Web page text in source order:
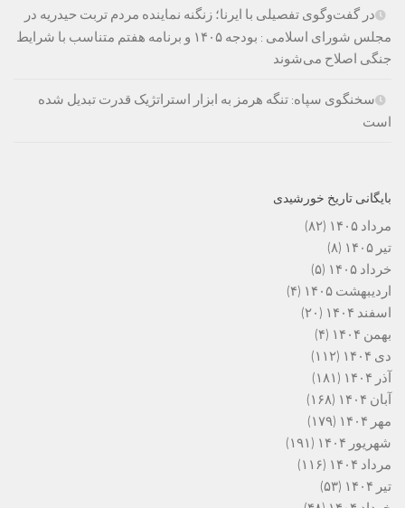
در گفت‌وگوی تفصیلی با ایرنا؛ زنگنه نماینده مردم تربت حیدریه در
مجلس شورای اسلامی : بودجه ۱۴۰۵ و برنامه هفتم متناسب با شرایط
جنگی اصلاح می‌شوند
سخنگوی سپاه: تنگه هرمز به ابزار استراتژیک قدرت تبدیل شده
است
بایگانی تاریخ خورشیدی
مرداد ۱۴۰۵
(۸۲)
تیر ۱۴۰۵
(۸)
خرداد ۱۴۰۵
(۵)
اردیبهشت ۱۴۰۵
(۴)
اسفند ۱۴۰۴
(۲۰)
بهمن ۱۴۰۴
(۴)
دی ۱۴۰۴
(۱۱۲)
آذر ۱۴۰۴
(۱۸۱)
آبان ۱۴۰۴
(۱۶۸)
مهر ۱۴۰۴
(۱۷۹)
شهریور ۱۴۰۴
(۱۹۱)
مرداد ۱۴۰۴
(۱۱۶)
تیر ۱۴۰۴
(۵۳)